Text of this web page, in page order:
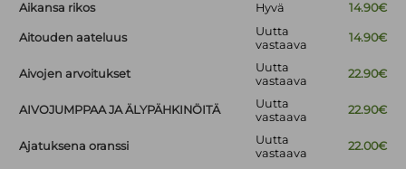
Aikansa rikos Hyvä 14.90€
Aitouden aateluus
Uutta
vastaava
14.90€
Aivojen arvoitukset
Uutta
vastaava
22.90€
AIVOJUMPPAA JA ÄLYPÄHKINÖITÄ
Uutta
vastaava
22.90€
Ajatuksena oranssi
Uutta
vastaava
22.00€